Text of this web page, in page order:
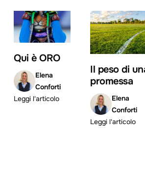
Qui è ORO
Elena
Conforti
Leggi l'articolo
Il peso di
promessa
Elena
Conforti
Leggi l'articolo